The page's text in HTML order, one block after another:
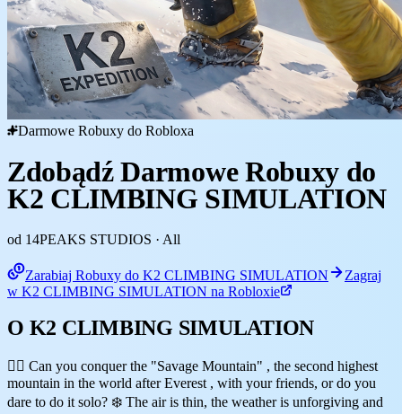
Darmowe Robuxy do Robloxa
Zdobądź Darmowe Robuxy do
K2 CLIMBING SIMULATION
od 14PEAKS STUDIOS · All
Zarabiaj Robuxy do K2 CLIMBING SIMULATION
Zagraj
w K2 CLIMBING SIMULATION na Robloxie
O K2 CLIMBING SIMULATION
🧗‍♂️ Can you conquer the "Savage Mountain" , the second highest
mountain in the world after Everest , with your friends, or do you
dare to do it solo? ❄️ The air is thin, the weather is unforgiving and